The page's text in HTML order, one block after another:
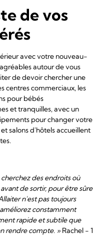
de vos
avec votre nouveau-
autour de vous
de devoir chercher une
centres commerciaux, les
pour bébés
et tranquilles, avec un
pour changer votre
salons d'hôtels accueillent
des endroits où
de sortir, pour être sûre
n'est pas toujours
constamment
rapide et subtile que
rendre compte. » Rachel - 1